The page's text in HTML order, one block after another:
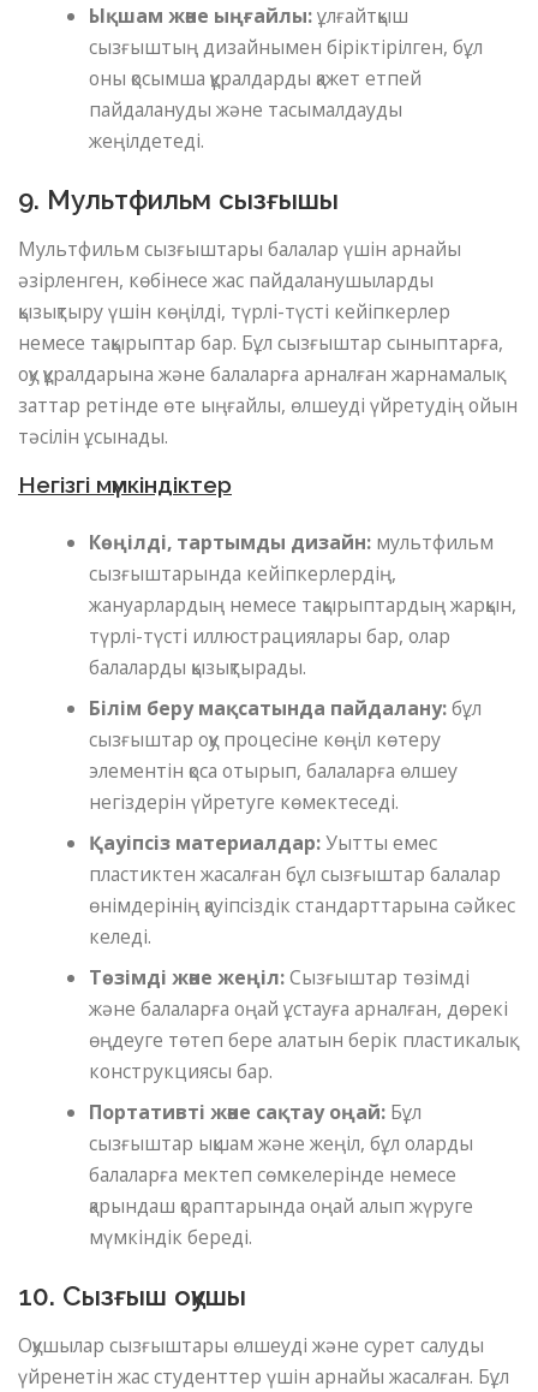
Ықшам және ыңғайлы:ұлғайтқыш
сызғыштың дизайнымен біріктірілген, бұл
оны қосымша құралдарды қажет етпей
пайдалануды және тасымалдауды
жеңілдетеді.
9. Мультфильм сызғышы
Мультфильм сызғыштары балалар үшін арнайы
әзірленген, көбінесе жас пайдаланушыларды
қызықтыру үшін көңілді, түрлі-түсті кейіпкерлер
немесе тақырыптар бар. Бұл сызғыштар сыныптарға,
оқу құралдарына және балаларға арналған жарнамалық
заттар ретінде өте ыңғайлы, өлшеуді үйретудің ойын
тәсілін ұсынады.
Негізгі мүмкіндіктер
Көңілді, тартымды дизайн: мультфильм
сызғыштарында кейіпкерлердің,
жануарлардың немесе тақырыптардың жарқын,
түрлі-түсті иллюстрациялары бар, олар
балаларды қызықтырады.
Білім беру мақсатында пайдалану:бұл
сызғыштар оқу процесіне көңіл көтеру
элементін қоса отырып, балаларға өлшеу
негіздерін үйретуге көмектеседі.
Қауіпсіз материалдар:Уытты емес
пластиктен жасалған бұл сызғыштар балалар
өнімдерінің қауіпсіздік стандарттарына сәйкес
келеді.
Төзімді және жеңіл:Сызғыштар төзімді
және балаларға оңай ұстауға арналған, дөрекі
өңдеуге төтеп бере алатын берік пластикалық
конструкциясы бар.
Портативті және сақтау оңай: Бұл
сызғыштар ықшам және жеңіл, бұл оларды
балаларға мектеп сөмкелерінде немесе
қарындаш қораптарында оңай алып жүруге
мүмкіндік береді.
10. Сызғыш оқушы
Оқушылар сызғыштары өлшеуді және сурет салуды
үйренетін жас студенттер үшін арнайы жасалған. Бұл